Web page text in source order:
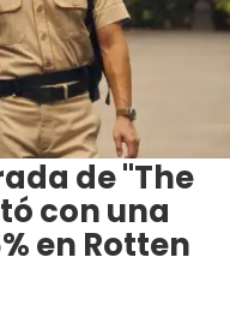
de "The
con una
en Rotten